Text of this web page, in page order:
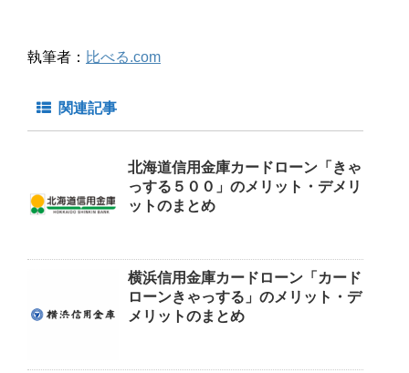
執筆者： 比べる.com
関連記事
北海道信用金庫カードローン「きゃ
っする５００」のメリット・デメリ
ットのまとめ
横浜信用金庫カードローン「カード
ローンきゃっする」のメリット・デ
メリットのまとめ